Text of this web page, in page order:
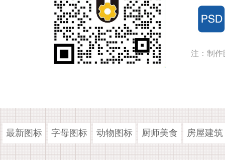
注：制作
最新图标 字母图标 动物图标 厨师美食 房屋建筑